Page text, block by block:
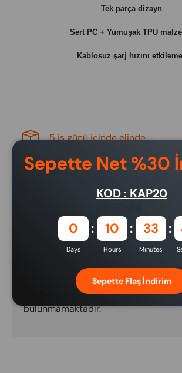
Tek parça dizayn
Sert PC + Yumuşak TPU
Kablosuz şarj hızını
5 iş günü içinde elinde
Ödeme yöntemleri
Ödeme bilgileriniz güvenli bir şekilde
işlenmektedir. Kredi kartı bilgilerini
ve kredi kartı bilgilerinize erişimimiz
bulunmamaktadır.
Sepette Net %30
KOD : KAP20
0
Days
10
Hours
33
Minutes
Sepette Flaş İndirim